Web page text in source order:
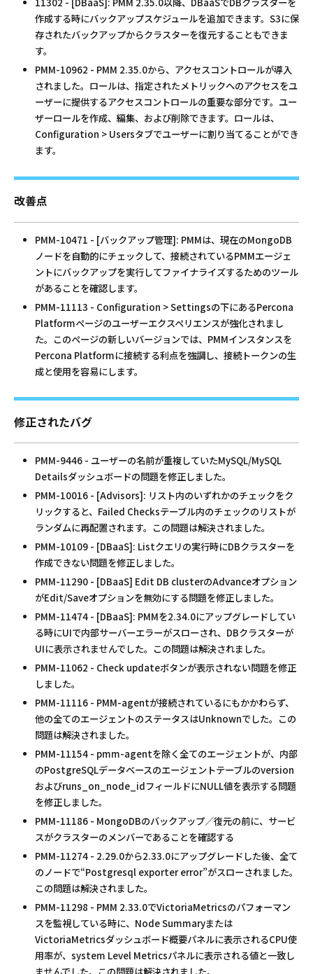
11302 - [DBaaS]: PMM 2.35.0以降、DBaaSでDBクラスターを
作成する時にバックアップスケジュールを追加できます。S3に保
存されたバックアップからクラスターを復元することもできま
す。
PMM-10962 - PMM 2.35.0から、アクセスコントロールが導入
されました。ロールは、指定されたメトリックへのアクセスをユ
ーザーに提供するアクセスコントロールの重要な部分です。ユー
ザーロールを作成、編集、および削除できます。ロールは、
Configuration > Usersタブでユーザーに割り当てることができ
ます。
改善点
PMM-10471 - [バックアップ管理]: PMMは、現在のMongoDB
ノードを自動的にチェックして、接続されているPMMエージェ
ントにバックアップを実行してファイナライズするためのツール
があることを確認します。
PMM-11113 - Configuration > Settingsの下にあるPercona
Platformページのユーザーエクスペリエンスが強化されまし
た。このページの新しいバージョンでは、PMMインスタンスを
Percona Platformに接続する利点を強調し、接続トークンの生
成と使用を容易にします。
修正されたバグ
PMM-9446 - ユーザーの名前が重複していたMySQL/MySQL
Detailsダッシュボードの問題を修正しました。
PMM-10016 - [Advisors]: リスト内のいずれかのチェックをク
リックすると、Failed Checksテーブル内のチェックのリストが
ランダムに再配置されます。この問題は解決されました。
PMM-10109 - [DBaaS]: Listクエリの実行時にDBクラスターを
作成できない問題を修正しました。
PMM-11290 - [DBaaS] Edit DB clusterのAdvanceオプション
がEdit/Saveオプションを無効にする問題を修正しました。
PMM-11474 - [DBaaS]: PMMを2.34.0にアップグレードしてい
る時にUIで内部サーバーエラーがスローされ、DBクラスターが
UIに表示されませんでした。この問題は解決されました。
PMM-11062 - Check updateボタンが表示されない問題を修正
しました。
PMM-11116 - PMM-agentが接続されているにもかかわらず、
他の全てのエージェントのステータスはUnknownでした。この
問題は解決されました。
PMM-11154 - pmm-agentを除く全てのエージェントが、内部
のPostgreSQLデータベースのエージェントテーブルのversion
およびruns_on_node_idフィールドにNULL値を表示する問題
を修正しました。
PMM-11186 - MongoDBのバックアップ／復元の前に、サービ
スがクラスターのメンバーであることを確認する
PMM-11274 - 2.29.0から2.33.0にアップグレードした後、全て
のノードで“Postgresql exporter error”がスローされました。
この問題は解決されました。
PMM-11298 - PMM 2.33.0でVictoriaMetricsのパフォーマン
スを監視している時に、Node Summaryまたは
VictoriaMetricsダッシュボード概要パネルに表示されるCPU使
用率が、system Level Metricsパネルに表示される値と一致し